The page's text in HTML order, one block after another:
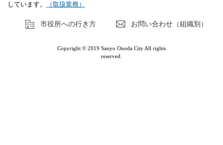
しています。
（取扱業務）
市役所への行き方 お問い合わせ（組織別）
Copyright © 2019 Sanyo Onoda City All rights
reserved.